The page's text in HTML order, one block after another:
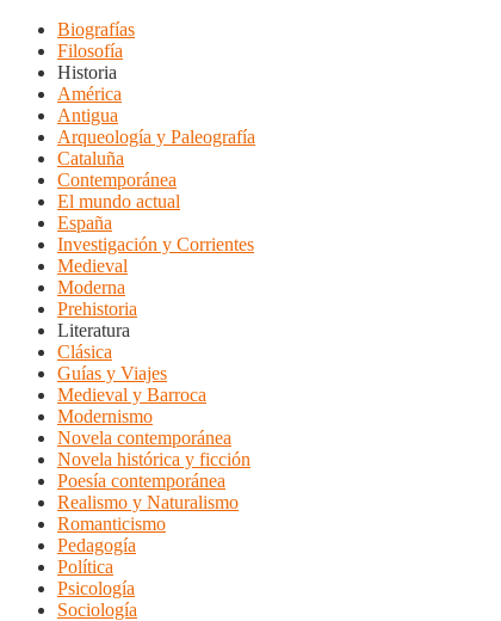
Biografías
Filosofía
Historia
América
Antigua
Arqueología y Paleografía
Cataluña
Contemporánea
El mundo actual
España
Investigación y Corrientes
Medieval
Moderna
Prehistoria
Literatura
Clásica
Guías y Viajes
Medieval y Barroca
Modernismo
Novela contemporánea
Novela histórica y ficción
Poesía contemporánea
Realismo y Naturalismo
Romanticismo
Pedagogía
Política
Psicología
Sociología